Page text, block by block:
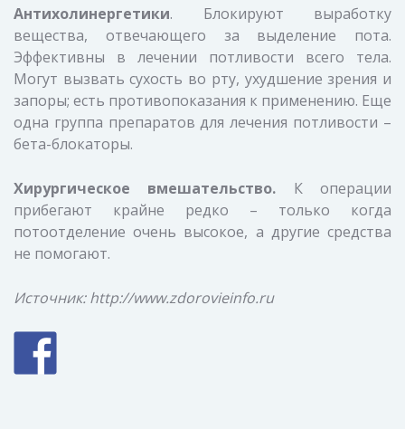
Антихолинергетики. Блокируют выработку
вещества, отвечающего за выделение пота.
Эффективны в лечении потливости всего тела.
Могут вызвать сухость во рту, ухудшение зрения и
запоры; есть противопоказания к применению. Еще
одна группа препаратов для лечения потливости –
бета-блокаторы.
Хирургическое вмешательство. К операции
прибегают крайне редко – только когда
потоотделение очень высокое, а другие средства
не помогают.
Источник: http://www.zdorovieinfo.ru